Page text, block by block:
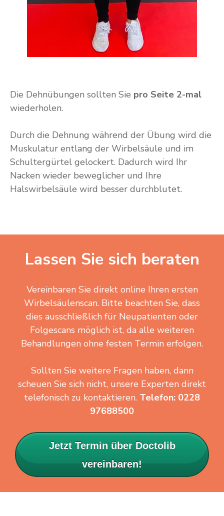
Die Dehnübungen sollten Sie pro Seite 2-mal
wiederholen.
Durch die Dehnung während der Übung wird die
Muskulatur entlang der Wirbelsäule und im
Schultergürtel gelockert. Dadurch wird Ihr
Nacken wieder beweglicher und Ihre
Halswirbelsäule wird besser durchblutet.
Lassen Sie sich beraten
Vereinbaren Sie direkt online Ihren ersten
Wirbelsäulenscan. Bitte beachten Sie, dass
dies ausschließlich für Neupatienten oder
Folgescans möglich ist, da alle weiteren
Behandlungen ohne festen Termin erfolgen.
Sollten Sie weitere Fragen haben, dann
scheuen Sie sich nicht, unsere Experten direkt
telefonisch zu kontaktieren. Telefon: 0228
97688500
Jetzt Termin über Doctolib
vereinbaren!